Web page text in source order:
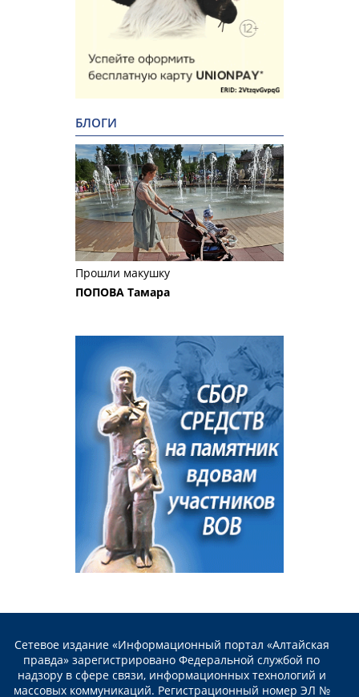
БЛОГИ
Прошли макушку
ПОПОВА Тамара
Сетевое издание «Информационный портал «Алтайская
правда» зарегистрировано Федеральной службой по
надзору в сфере связи, информационных технологий и
массовых коммуникаций. Регистрационный номер ЭЛ №